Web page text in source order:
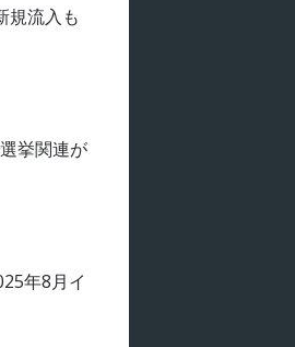
規流入も
挙関連が
年8月イ